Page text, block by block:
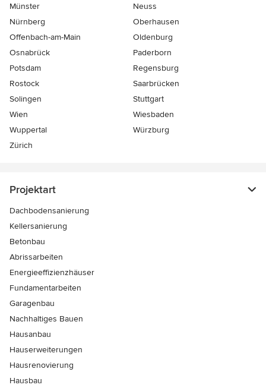
Münster
Neuss
Nürnberg
Oberhausen
Offenbach-am-Main
Oldenburg
Osnabrück
Paderborn
Potsdam
Regensburg
Rostock
Saarbrücken
Solingen
Stuttgart
Wien
Wiesbaden
Wuppertal
Würzburg
Zürich
Projektart
Dachbodensanierung
Kellersanierung
Betonbau
Abrissarbeiten
Energieeffizienzhäuser
Fundamentarbeiten
Garagenbau
Nachhaltiges Bauen
Hausanbau
Hauserweiterungen
Hausrenovierung
Hausbau